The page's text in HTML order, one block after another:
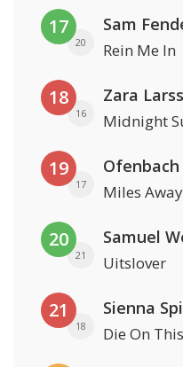
17
20
Sam
Rein Me In
18
16
Zara
Midnight
19
17
Ofenbach
Miles Away
20
21
Samuel
Uitslover
21
18
Sienna
Die On